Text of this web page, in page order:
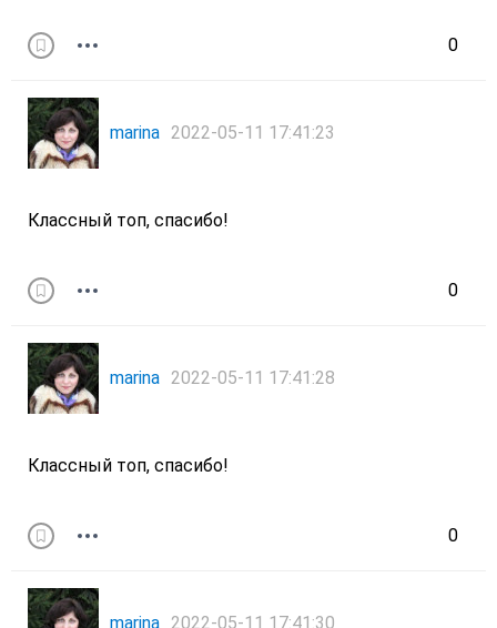
0
marina 2022-05-11 17:41:23
0
Классный топ, спасибо!
marina 2022-05-11 17:41:28
0
Классный топ, спасибо!
marina 2022-05-11 17:41:30